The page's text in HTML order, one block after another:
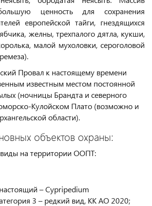
ценность для сохранения
европейской тайги, гнездящихся
желны, трехпалого дятла, кукши,
малой мухоловки, сероголовой
Провал к настоящему времени
известным местом постоянной
(ночницы Брандта и северного
Кулойском Плато (возможно и
области).
объектов охраны:
на территории ООПТ:
– Cypripedium
3 – редкий вид, КК АО 2020;